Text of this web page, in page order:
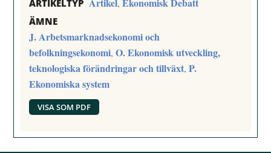
ARTIKELTYP
ÄMNE
J. Arbetsmarknadsekonomi och
befolkningsekonomi,O. Ekonomisk utveckling,
teknologiska förändringar och tillväxt,P.
Ekonomiska system
VISA SOM PDF